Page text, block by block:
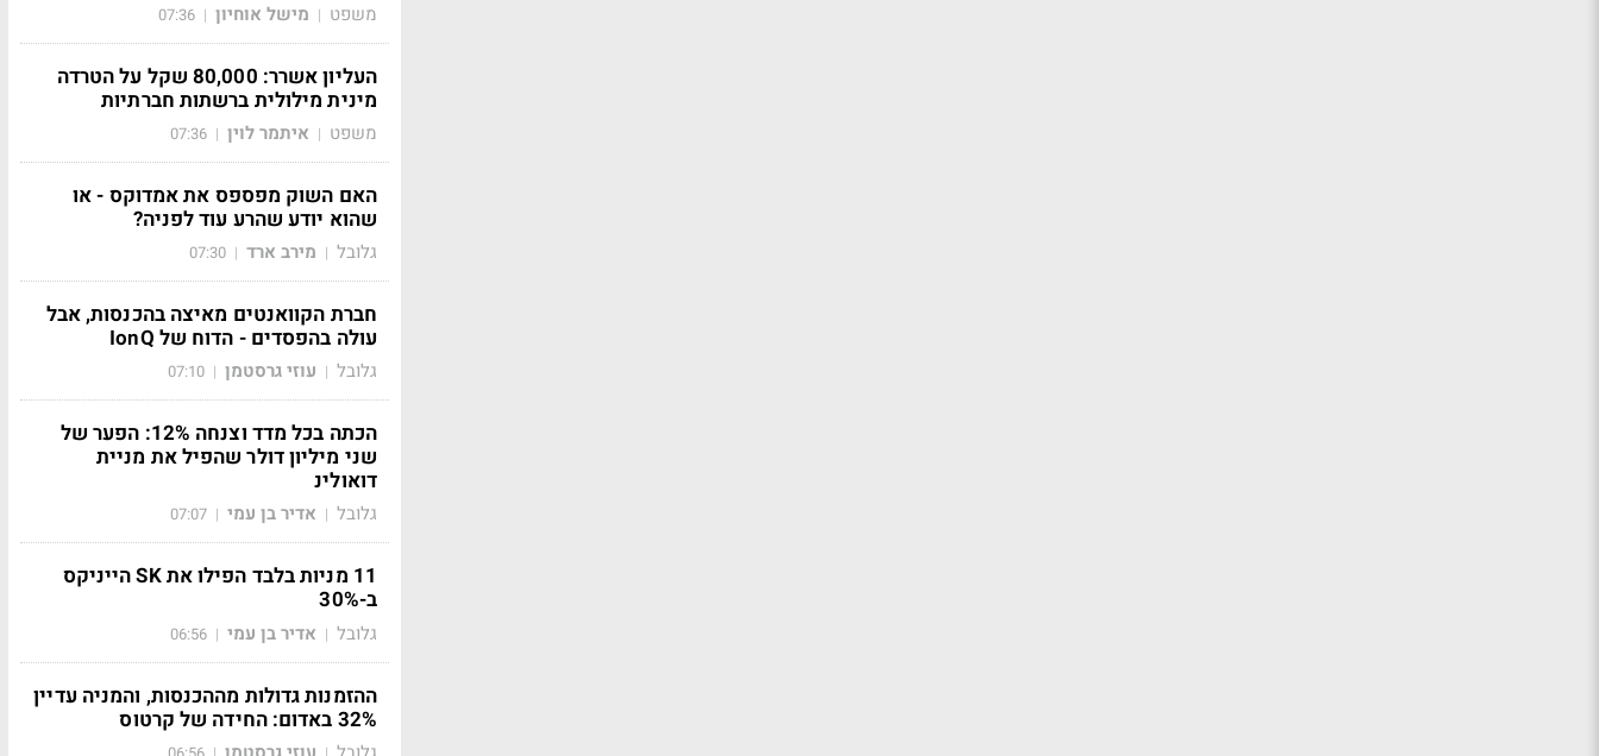
משפט | מישל אוחיון |
07:36
העליון אשרר: 80,000 שקל על הטרדה
מינית מילולית ברשתות חברתיות
משפט | איתמר לוין |
07:36
האם השוק מפספס את אמדוקס - או
שהוא יודע שהרע עוד לפניה?
גלובל | מירב ארד |
07:30
חברת הקוואנטים מאיצה בהכנסות, אבל
עולה בהפסדים - הדוח של IonQ
גלובל | עוזי גרסטמן |
07:10
הכתה בכל מדד וצנחה 12%: הפער של
שני מיליון דולר שהפיל את מניית
דואולינ
גלובל | אדיר בן עמי |
07:07
11 מניות בלבד הפילו את SK הייניקס
ב-30%
גלובל | אדיר בן עמי |
06:56
ההזמנות גדולות מההכנסות, והמניה עדיין
32% באדום: החידה של קרטוס